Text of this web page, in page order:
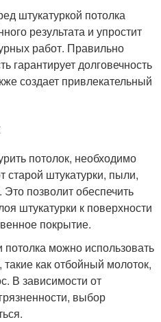
штукатуркой потолка
результата и упростит
работ. Правильно
гарантирует долговечность
создает привлекательный
потолок, необходимо
старой штукатурки, пыли,
Это позволит обеспечить
штукатурки к поверхности
покрытие.
можно использовать
как отбойный молоток,
В зависимости от
выбор